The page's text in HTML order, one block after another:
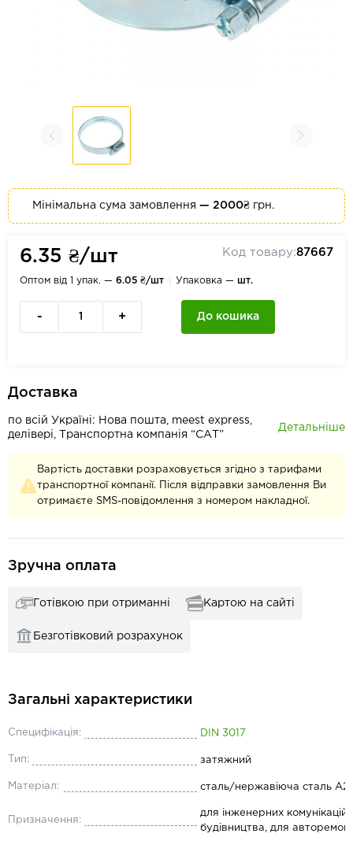
Мінімальна сума замовлення — 2000₴ грн.
6.35 ₴/шт Код товару:87667
Оптом від 1 упак. — 6.05 ₴/шт Упаковка — шт.
- + До кошика
Доставка
по всій Україні: Нова пошта, meest express,
делівері, Транспортна компанія “САТ”
Детальніше
Вартість доставки розраховується згідно з тарифами
транспортної компанії. Після відправки замовлення Ви
отримаєте SMS-повідомлення з номером накладної.
Зручна оплата
Готівкою при отриманні Картою на сайті
Безготівковий розрахунок
Загальні характеристики
Специфікація: DIN 3017
Тип: затяжний
Матеріал: сталь/нержавіюча сталь А2
Призначення:
для інженерних комунікацій,
будівництва, для